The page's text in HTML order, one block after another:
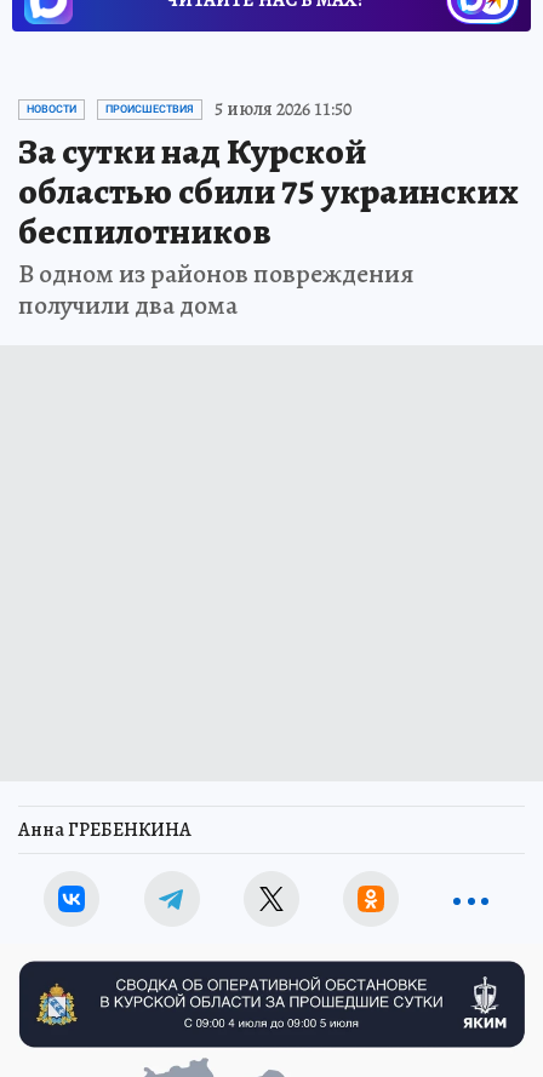
НОВОСТИ ПРОИСШЕСТВИЯ 5 июля 2026 11:50
За сутки над Курской
областью сбили 75 украинских
беспилотников
В одном из районов повреждения
получили два дома
Анна ГРЕБЕНКИНА